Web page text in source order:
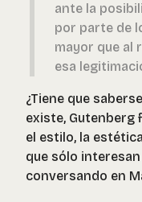
ante la
por parte de
mayor que al
esa
¿Tiene que
existe, Gutenberg
el estilo, la
que sólo
conversando en